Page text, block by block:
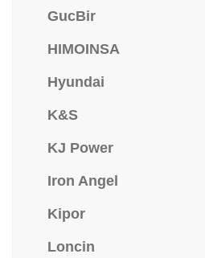
GucBir
HIMOINSA
Hyundai
K&S
KJ Power
Iron Angel
Kipor
Loncin